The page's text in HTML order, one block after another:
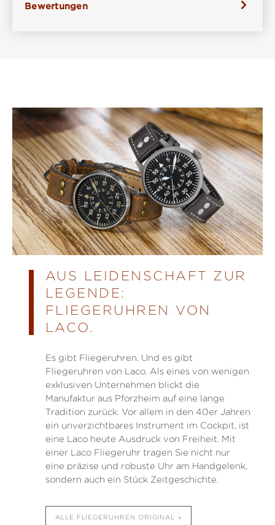
Bewertungen
AUS LEIDENSCHAFT ZUR
LEGENDE:
FLIEGERUHREN VON
LACO.
Es gibt Fliegeruhren. Und es gibt
Fliegeruhren von Laco. Als eines von wenigen
exklusiven Unternehmen blickt die
Manufaktur aus Pforzheim auf eine lange
Tradition zurück. Vor allem in den 40er Jahren
ein unverzichtbares Instrument im Cockpit, ist
eine Laco heute Ausdruck von Freiheit. Mit
einer Laco Fliegeruhr tragen Sie nicht nur
eine präzise und robuste Uhr am Handgelenk,
sondern auch ein Stück Zeitgeschichte.
ALLE FLIEGERUHREN ORIGINAL